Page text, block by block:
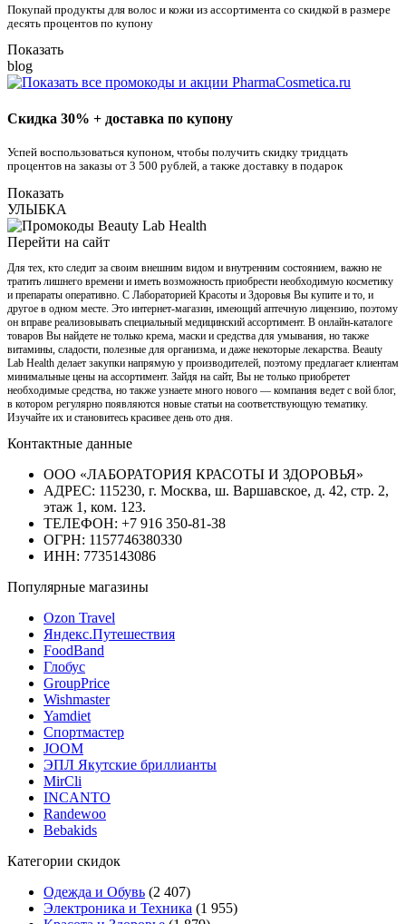
Покупай продукты для волос и кожи из ассортимента со скидкой в размере
десять процентов по купону
Показать
blog
Скидка 30% + доставка по купону
Успей воспользоваться купоном, чтобы получить скидку тридцать
процентов на заказы от 3 500 рублей, а также доставку в подарок
Показать
УЛЫБКА
Перейти на сайт
Для тех, кто следит за своим внешним видом и внутренним состоянием, важно не
тратить лишнего времени и иметь возможность приобрести необходимую косметику
и препараты оперативно. С Лабораторией Красоты и Здоровья Вы купите и то, и
другое в одном месте. Это интернет-магазин, имеющий аптечную лицензию, поэтому
он вправе реализовывать специальный медицинский ассортимент. В онлайн-каталоге
товаров Вы найдете не только крема, маски и средства для умывания, но также
витамины, сладости, полезные для организма, и даже некоторые лекарства. Beauty
Lab Health делает закупки напрямую у производителей, поэтому предлагает клиентам
минимальные цены на ассортимент. Зайдя на сайт, Вы не только приобретет
необходимые средства, но также узнаете много нового — компания ведет с вой блог,
в котором регулярно появляются новые статьи на соответствующую тематику.
Изучайте их и становитесь красивее день ото дня.
Контактные данные
ООО «ЛАБОРАТОРИЯ КРАСОТЫ И ЗДОРОВЬЯ»
АДРЕС: 115230, г. Москва, ш. Варшавское, д. 42, стр. 2,
этаж 1, ком. 123.
ТЕЛЕФОН: +7 916 350-81-38
ОГРН: 1157746380330
ИНН: 7735143086
Популярные магазины
Ozon Travel
Яндекс.Путешествия
FoodBand
Глобус
GroupPrice
Wishmaster
Yamdiet
Спортмастер
JOOM
ЭПЛ Якутские бриллианты
MirCli
INCANTO
Randewoo
Bebakids
Категории скидок
Одежда и Обувь (2 407)
Электроника и Техника (1 955)